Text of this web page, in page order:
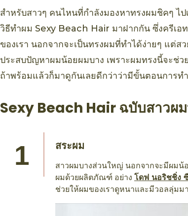
สำหรับสาวๆ คนไหนที่กำลังมองหาทรงผมชิคๆ ไ
วิธีทำผม Sexy Beach Hair มาฝากกัน ซึ่งครีเ
ของเรา นอกจากจะเป็นทรงผมที่ทำได้ง่ายๆ แต่ส
ประสบปัญหาผมน้อยผมบาง เพราะผมทรงนี้จะ
ถ้าพร้อมแล้วก็มาดูกันเลยดีกว่าว่ามีขั้นตอนการทำ
Sexy Beach Hair ฉบับสาวผ
สระผม
สาวผมบางส่วนใหญ่ นอกจากจะมีผมน้
ผมด้วยผลิตภัณฑ์ อย่าง โดฟ นอริชชิ่ง
ช่วยให้ผมของเราดูหนาและมีวอลลุ่มม